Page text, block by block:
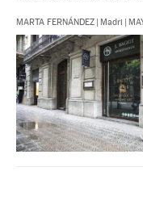
MARTA FERNÁNDEZ | Madri |